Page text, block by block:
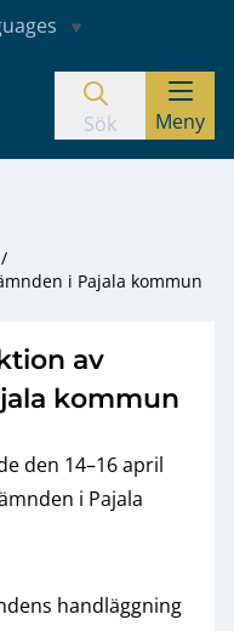
Sök Meny
i Pajala kommun
av
kommun
den 14–16 april
i Pajala
handläggning